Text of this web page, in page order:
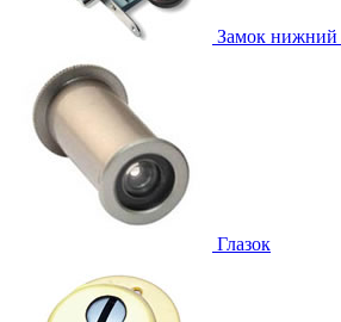
Замок нижний
Глазок